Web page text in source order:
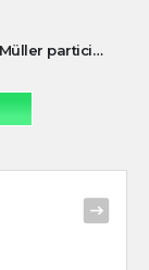
Morador de Lauro Müller participa de motociata em apoio a Bolsonaro